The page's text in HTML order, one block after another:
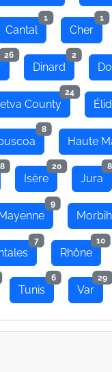
Cantal
1
Cher
1
26
Dinard
2
County
24
8
Haute
Isère
20
Jura
9
7
Rhône
10
Tunis
6
Var
29